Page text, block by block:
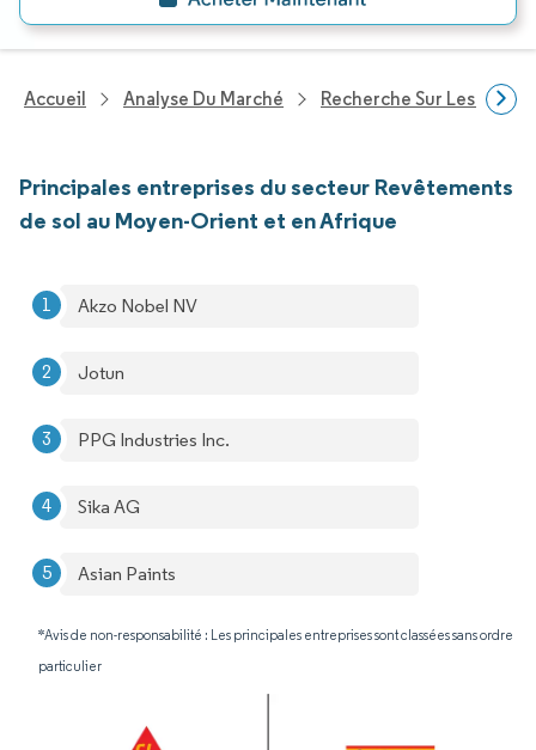
Accueil Analyse Du Marché Recherche Sur Les
Principales entreprises du secteur Revêtements
de sol au Moyen-Orient et en Afrique
Akzo Nobel NV
Jotun
PPG Industries Inc.
Sika AG
Asian Paints
*Avis de non-responsabilité : Les principales entreprises sont classées sans ordre
particulier